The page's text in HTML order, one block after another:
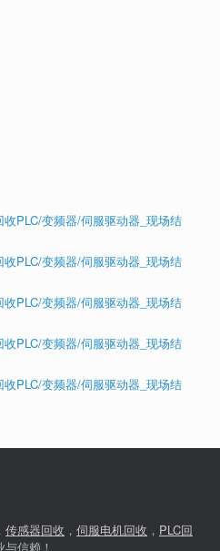
PLC/变频器/伺服驱动器_现场结
PLC/变频器/伺服驱动器_现场结
PLC/变频器/伺服驱动器_现场结
PLC/变频器/伺服驱动器_现场结
PLC/变频器/伺服驱动器_现场结
， 传感器回收 ， 伺服电机回收 ， PLC回
信赖！